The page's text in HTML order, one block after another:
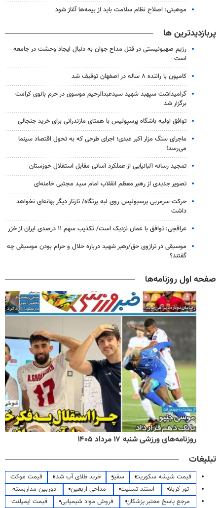
موهبتی: اصلاح نظام سلامت باید از بیمه‌ها آغاز شود
پربازدیدترین ها
رژیم صهیونیستی در قتل مداح جوان به دنبال ایجاد وحشت در جامعه
است
کامیون با راننده ۸ ساله در اصفهان توقیف شد
گرامیداشت سپهبد شهید سیدعبدالرحیم موسوی در حرم بانوی کرامت
برگزار شد
توافق اولیه باشگاه پرسپولیس با همتای مازندرانی برای خرید جنجالی
ماجرای سنگ مزار اکبر عبدی؛ اجرای طرحی که به تحول اقتصاد سینما
می‌رسد!
تمجید رسانه آلبانیایی از عملکرد آسانی مقابل استقلال خوزستان
تصویر جدیدی از رهبر معظم انقلاب امام سید مجتبی خامنه‌ای
حرکت سرمربی پرسپولیس روی لبه پرتگاه/ تارتار دیگر بهانه‌ای نخواهد
داشت
عراقچی: توافق با عمان نزدیک است/ تکذیب سهم ۱۱ درصدی ایران از خزر
موسیقی در ترازوی حق/رهبر شهید درباره حلال و حرام بودن موسیقی چه
گفتند؟
صفحه اول روزنامه‌ها
روزنامه‌های ورزشی شنبه ۱۷ مرداد ۱۴۰۵
تبلیغات
قیمت شیشه سکوریت سفیر خرید طلای آب شده
قیمت موکت
تور کربلا
استند تسلیت مداحی اربعین
دوربین مداربسته
مرجع پاسخ معتبر پزشکان
فروش مواد شیمیایی
قیمت ایمپلنت